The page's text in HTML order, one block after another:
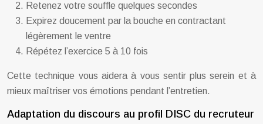
Retenez votre souffle quelques secondes
Expirez doucement par la bouche en contractant
légèrement le ventre
Répétez l’exercice 5 à 10 fois
Cette technique vous aidera à vous sentir plus serein et à
mieux maîtriser vos émotions pendant l’entretien.
Adaptation du discours au profil DISC du recruteur